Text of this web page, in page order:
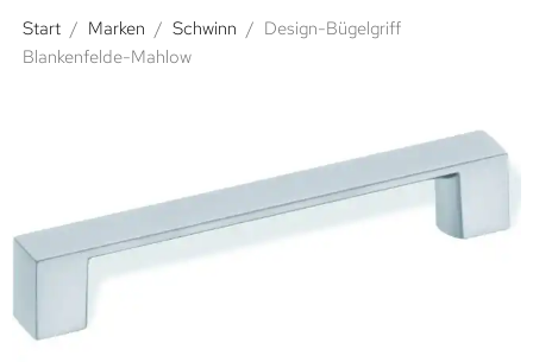
Start / Marken / Schwinn / Design-Bügelgriff
Blankenfelde-Mahlow